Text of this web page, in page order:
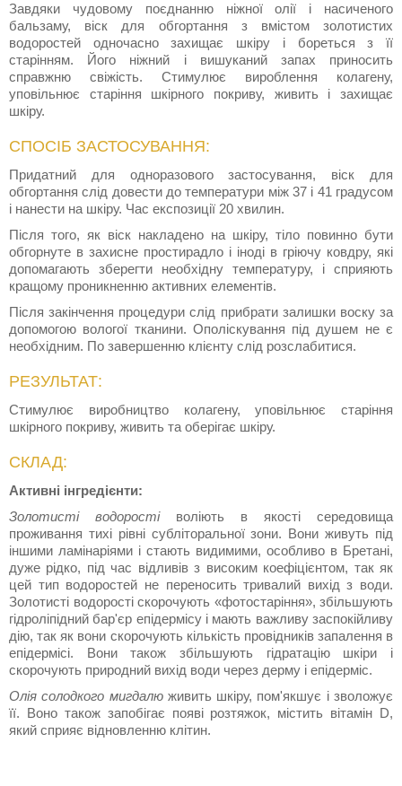
Завдяки чудовому поєднанню ніжної олії і насиченого
бальзаму, віск для обгортання з вмістом золотистих
водоростей одночасно захищає шкіру і бореться з її
старінням. Його ніжний і вишуканий запах приносить
справжню свіжість. Стимулює вироблення колагену,
уповільнює старіння шкірного покриву, живить і захищає
шкіру.
СПОСІБ ЗАСТОСУВАННЯ:
Придатний для одноразового застосування, віск для
обгортання слід довести до температури між 37 і 41 градусом
і нанести на шкіру. Час експозиції 20 хвилин.
Після того, як віск накладено на шкіру, тіло повинно бути
обгорнуте в захисне простирадло і іноді в гріючу ковдру, які
допомагають зберегти необхідну температуру, і сприяють
кращому проникненню активних елементів.
Після закінчення процедури слід прибрати залишки воску за
допомогою вологої тканини. Ополіскування під душем не є
необхідним. По завершенню клієнту слід розслабитися.
РЕЗУЛЬТАТ:
Стимулює виробництво колагену, уповільнює старіння
шкірного покриву, живить та оберігає шкіру.
СКЛАД:
Активні інгредієнти:
Золотисті водоростіволіють в якості середовища
проживання тихі рівні субліторальної зони. Вони живуть під
іншими ламінаріями і стають видимими, особливо в Бретані,
дуже рідко, під час відливів з високим коефіцієнтом, так як
цей тип водоростей не переносить тривалий вихід з води.
Золотисті водорості скорочують «фотостаріння», збільшують
гідроліпідний бар'єр епідермісу і мають важливу заспокійливу
дію, так як вони скорочують кількість провідників запалення в
епідермісі. Вони також збільшують гідратацію шкіри і
скорочують природний вихід води через дерму і епідерміс.
Олія солодкого мигдалюживить шкіру, пом'якшує і зволожує
її. Воно також запобігає появі розтяжок, містить вітамін D,
який сприяє відновленню клітин.